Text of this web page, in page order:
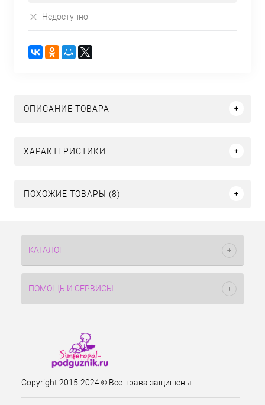
Недоступно
ОПИСАНИЕ ТОВАРА
ХАРАКТЕРИСТИКИ
ПОХОЖИЕ ТОВАРЫ (8)
КАТАЛОГ
ПОМОЩЬ И СЕРВИСЫ
Copyright 2015-2024 © Все права защищены.